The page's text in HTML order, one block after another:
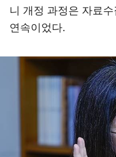
니 개정 과정은 자료
연속이었다.